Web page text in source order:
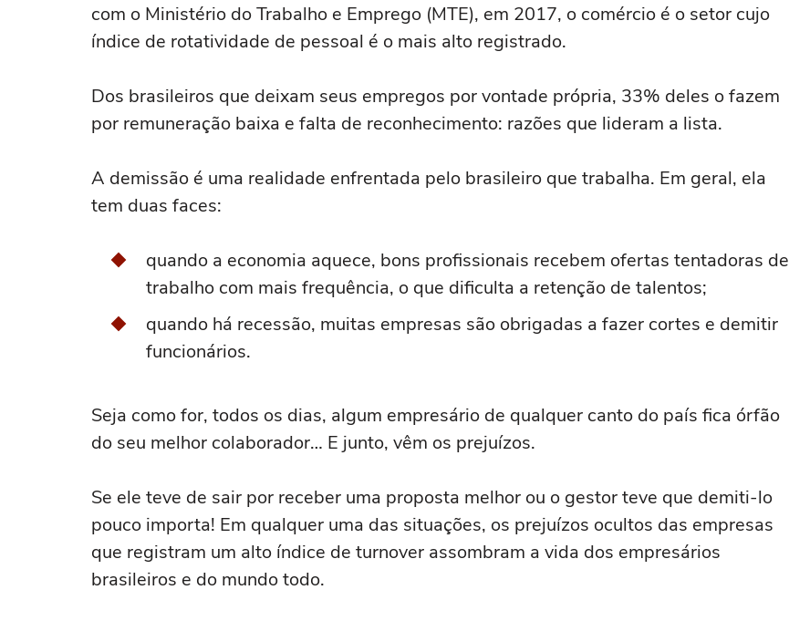
com o Ministério do Trabalho e Emprego (MTE), em 2017, o comércio é o setor cujo
índice de rotatividade de pessoal é o mais alto registrado.
Dos brasileiros que deixam seus empregos por vontade própria, 33% deles o fazem
por remuneração baixa e falta de reconhecimento: razões que lideram a lista.
A demissão é uma realidade enfrentada pelo brasileiro que trabalha. Em geral, ela
tem duas faces:
quando a economia aquece, bons profissionais recebem ofertas tentadoras de
trabalho com mais frequência, o que dificulta a retenção de talentos;
quando há recessão, muitas empresas são obrigadas a fazer cortes e demitir
funcionários.
Seja como for, todos os dias, algum empresário de qualquer canto do país fica órfão
do seu melhor colaborador… E junto, vêm os prejuízos.
Se ele teve de sair por receber uma proposta melhor ou o gestor teve que demiti-lo
pouco importa! Em qualquer uma das situações, os prejuízos ocultos das empresas
que registram um alto índice de turnover assombram a vida dos empresários
brasileiros e do mundo todo.